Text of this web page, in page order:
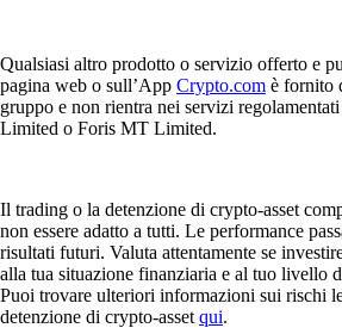
Qualsiasi altro prodotto o servizio offerto e
pagina web o sull’App Crypto.com è fornito
gruppo e non rientra nei servizi
Limited o Foris MT Limited.
Il trading o la detenzione di crypto-asset
non essere adatto a tutti. Le performance
risultati futuri. Valuta attentamente se
alla tua situazione finanziaria e al tuo livello
Puoi trovare ulteriori informazioni sui rischi
detenzione di crypto-asset qui.